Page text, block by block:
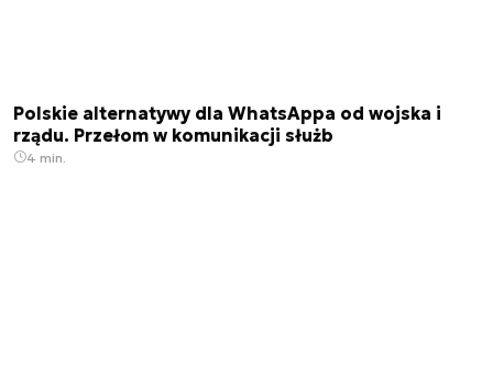
Polskie alternatywy dla WhatsAppa od wojska i
rządu. Przełom w komunikacji służb
4 min.